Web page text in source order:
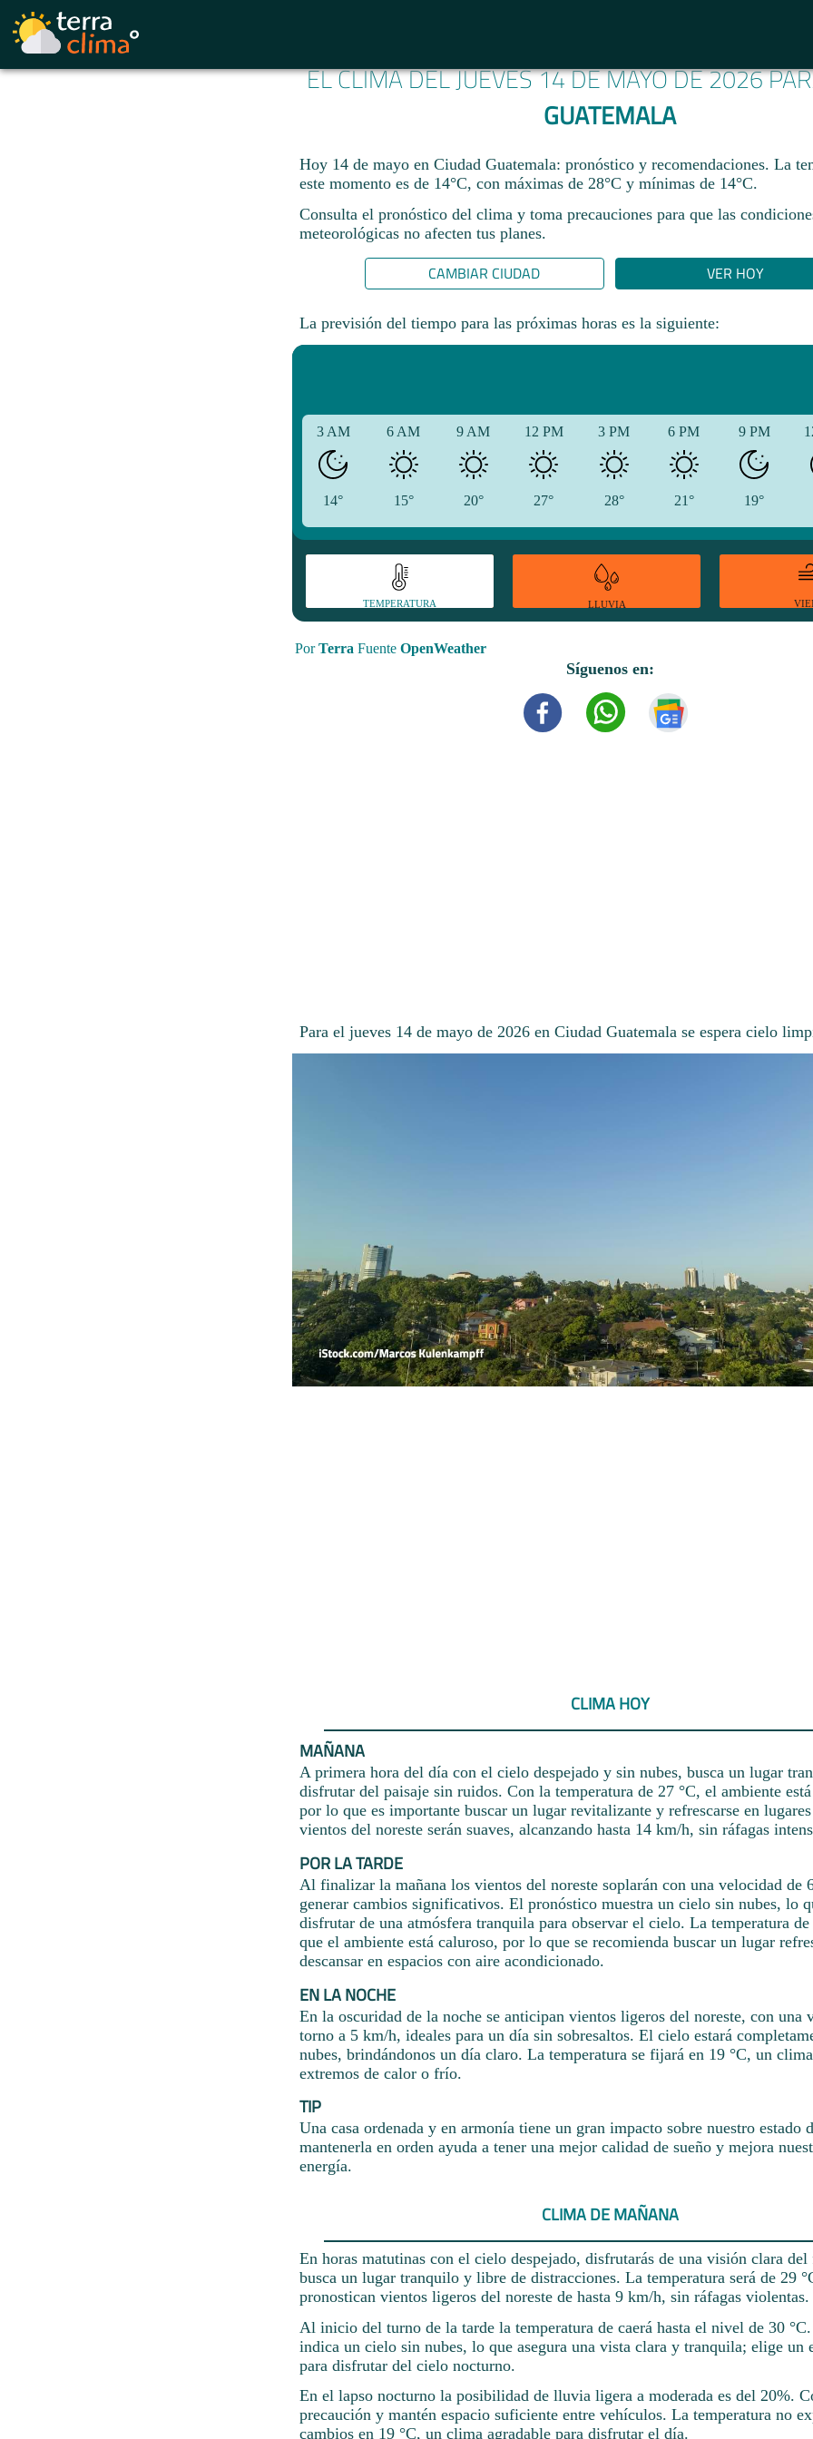
EL CLIMA DEL JUEVES 14 DE MAYO DE 2026
GUATEMALA
Hoy 14 de mayo en Ciudad Guatemala: pronóstico y recomendaciones. La
este momento es de 14°C, con máximas de 28°C y mínimas de 14°C.
Consulta el pronóstico del clima y toma precauciones para que las
meteorológicas no afecten tus planes.​
CAMBIAR CIUDAD VER HOY
La previsión del tiempo para las próximas horas es la siguiente:
3 AM
14°
6 AM
15°
9 AM
20°
12 PM
27°
3 PM
28°
6 PM
21°
9 PM
19°
TEMPERATURA LLUVIA
PorTerra Fuente OpenWeather
Síguenos en:
Para el jueves 14 de mayo de 2026 en Ciudad Guatemala se espera cielo
CLIMA HOY
MAÑANA
A primera hora del día con el cielo despejado y sin nubes, busca un lugar
disfrutar del paisaje sin ruidos. Con la temperatura de 27 °C, el ambiente
por lo que es importante buscar un lugar revitalizante y refrescarse en
vientos del noreste serán suaves, alcanzando hasta 14 km/h, sin ráfagas
POR LA TARDE
Al finalizar la mañana los vientos del noreste soplarán con una velocidad de
generar cambios significativos. El pronóstico muestra un cielo sin nubes, lo
disfrutar de una atmósfera tranquila para observar el cielo. La temperatura de
que el ambiente está caluroso, por lo que se recomienda buscar un lugar
descansar en espacios con aire acondicionado.
EN LA NOCHE
En la oscuridad de la noche se anticipan vientos ligeros del noreste, con una
torno a 5 km/h, ideales para un día sin sobresaltos. El cielo estará
nubes, brindándonos un día claro. La temperatura se fijará en 19 °C, un
extremos de calor o frío.
TIP
Una casa ordenada y en armonía tiene un gran impacto sobre nuestro estado
mantenerla en orden ayuda a tener una mejor calidad de sueño y mejora
energía.
CLIMA DE MAÑANA
En horas matutinas con el cielo despejado, disfrutarás de una visión clara
busca un lugar tranquilo y libre de distracciones. La temperatura será de 29
pronostican vientos ligeros del noreste de hasta 9 km/h, sin ráfagas violentas.
Al inicio del turno de la tarde la temperatura de caerá hasta el nivel de 30
indica un cielo sin nubes, lo que asegura una vista clara y tranquila; elige un
para disfrutar del cielo nocturno.
En el lapso nocturno la posibilidad de lluvia ligera a moderada es del 20%.
precaución y mantén espacio suficiente entre vehículos. La temperatura no
cambios en 19 °C, un clima agradable para disfrutar el día.